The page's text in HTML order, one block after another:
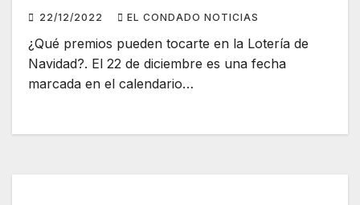
22/12/2022 EL CONDADO NOTICIAS
¿Qué premios pueden tocarte en la Lotería de
Navidad?. El 22 de diciembre es una fecha
marcada en el calendario…